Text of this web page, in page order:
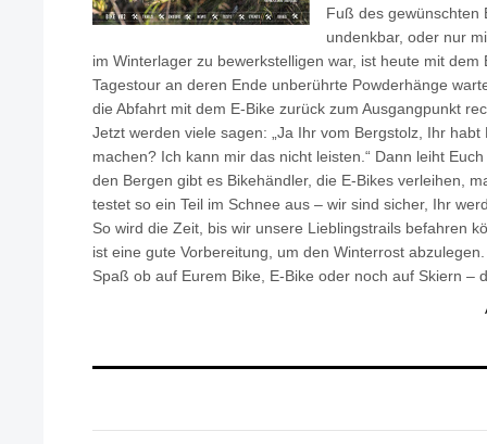
Fuß des gewünschten
undenkbar, oder nur
im Winterlager zu bewerkstelligen war, ist heute mit dem
Tagestour an deren Ende unberührte Powderhänge
die Abfahrt mit dem E-Bike zurück zum Ausgangpunkt
Jetzt werden viele sagen: „Ja Ihr vom Bergstolz, Ihr
machen? Ich kann mir das nicht leisten.“ Dann leiht
den Bergen gibt es Bikehändler, die E-Bikes verleihen,
testet so ein Teil im Schnee aus – wir sind sicher, Ihr
So wird die Zeit, bis wir unsere Lieblingstrails befahren
ist eine gute Vorbereitung, um den Winterrost
Spaß ob auf Eurem Bike, E-Bike oder noch auf Skiern –